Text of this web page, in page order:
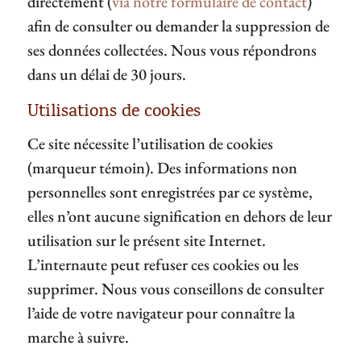
afin de consulter ou demander la suppression de
ses données collectées. Nous vous répondrons
dans un délai de 30 jours.
Utilisations de cookies
Ce site nécessite l’utilisation de cookies
(marqueur témoin). Des informations non
personnelles sont enregistrées par ce système,
elles n’ont aucune signification en dehors de leur
utilisation sur le présent site Internet.
L’internaute peut refuser ces cookies ou les
supprimer. Nous vous conseillons de consulter
l’aide de votre navigateur pour connaître la
marche à suivre.